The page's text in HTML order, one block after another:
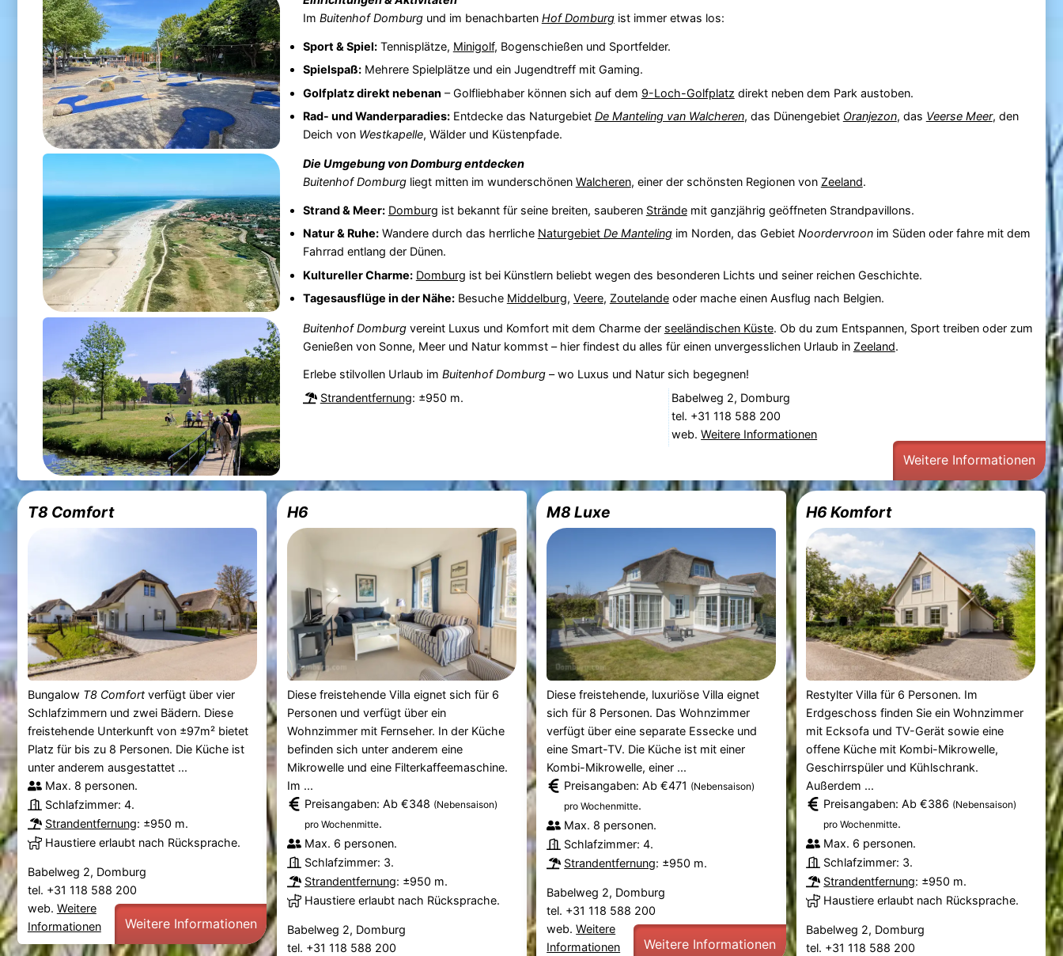
Im Buitenhof Domburgund im benachbarten Hof Domburgist immer etwas los:
Sport & Spiel:Tennisplätze, Minigolf, Bogenschießen und Sportfelder.
Spielspaß:Mehrere Spielplätze und ein Jugendtreff mit Gaming.
Golfplatz direkt nebenan – Golfliebhaber können sich auf dem 9-Loch-Golfplatz direkt neben dem Park austoben.
Rad- und Wanderparadies:Entdecke das Naturgebiet De Manteling van Walcheren, das Dünengebiet Oranjezon, das Veerse Meer, den
Deich von Westkapelle, Wälder und Küstenpfade.
Die Umgebung vonDomburgentdecken
Buitenhof Domburgliegt mitten im wunderschönen Walcheren, einer der schönsten Regionen von Zeeland.
Strand & Meer: Domburg ist bekannt für seine breiten, sauberen Strändemit ganzjährig geöffneten Strandpavillons.
Natur & Ruhe:Wandere durch das herrliche Naturgebiet De Mantelingim Norden, das Gebiet Noordervroonim Süden oder fahre mit dem
Fahrrad entlang der Dünen.
Kultureller Charme: Domburg ist bei Künstlern beliebt wegen des besonderen Lichts und seiner reichen Geschichte.
Tagesausflüge in der Nähe:Besuche Middelburg, Veere, Zoutelandeoder mache einen Ausflug nach Belgien.
Buitenhof Domburgvereint Luxus und Komfort mit dem Charme der seeländischen Küste. Ob du zum Entspannen, Sport treiben oder zum
Genießen von Sonne, Meer und Natur kommst – hier findest du alles für einen unvergesslichen Urlaub in Zeeland.
Erlebe stilvollen Urlaub im Buitenhof Domburg– wo Luxus und Natur sich begegnen!
Strandentfernung: ±950 m.
Babelweg 2, Domburg
tel. +31 118 588 200
web.Weitere Informationen
Weitere Informationen
T8 Comfort
Bungalow T8 Comfortverfügt über vier
Schlafzimmern und zwei Bädern. Diese
freistehende Unterkunft von ±97m² bietet
Platz für bis zu 8 Personen. Die Küche ist
unter anderem ausgestattet ...
Max. 8 personen.
Schlafzimmer: 4.
Strandentfernung: ±950 m.
Haustiere erlaubt nach Rücksprache.
Babelweg 2, Domburg
tel. +31 118 588 200
web. Weitere
Informationen
Weitere Informationen
H6
Diese freistehende Villa eignet sich für 6
Personen und verfügt über ein
Wohnzimmer mit Fernseher. In der Küche
befinden sich unter anderem eine
Mikrowelle und eine Filterkaffeemaschine.
Im ...
Preisangaben: Ab €348 (Nebensaison)
pro Wochenmitte.
Max. 6 personen.
Schlafzimmer: 3.
Strandentfernung: ±950 m.
Haustiere erlaubt nach Rücksprache.
Babelweg 2, Domburg
tel. +31 118 588 200
M8 Luxe
Diese freistehende, luxuriöse Villa eignet
sich für 8 Personen. Das Wohnzimmer
verfügt über eine separate Essecke und
eine Smart-TV. Die Küche ist mit einer
Kombi-Mikrowelle, einer ...
Preisangaben: Ab €471 (Nebensaison)
pro Wochenmitte.
Max. 8 personen.
Schlafzimmer: 4.
Strandentfernung: ±950 m.
Babelweg 2, Domburg
tel. +31 118 588 200
web.Weitere
Informationen
Weitere Informationen
H6 Komfort
Restylter Villa für 6 Personen. Im
Erdgeschoss finden Sie ein Wohnzimmer
mit Ecksofa und TV-Gerät sowie eine
offene Küche mit Kombi-Mikrowelle,
Geschirrspüler und Kühlschrank.
Außerdem ...
Preisangaben: Ab €386 (Nebensaison)
pro Wochenmitte.
Max. 6 personen.
Schlafzimmer: 3.
Strandentfernung: ±950 m.
Haustiere erlaubt nach Rücksprache.
Babelweg 2, Domburg
tel. +31 118 588 200